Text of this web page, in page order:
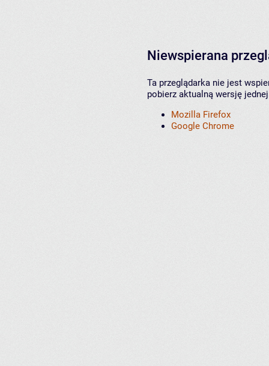
Niewspierana
Ta przeglądarka nie jest
pobierz aktualną wersję
Mozilla Firefox
Google Chrome